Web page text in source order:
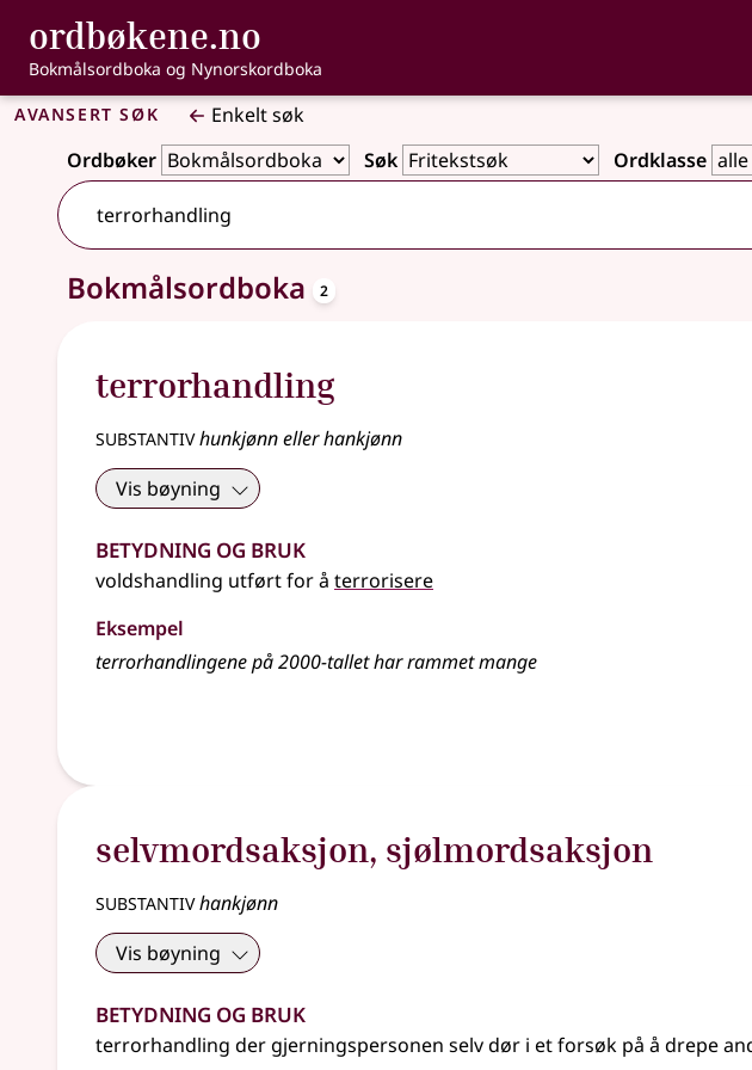
Gå til hovedinnhold
Tilgjengelighet
ordbøkene.no , Bokmålsordboka og
Bokmålsordboka og Nynorskordboka
Avansert søk
Enkelt søk
Ordbøker
Søk Ordklasse
2 treff
Bokmålsordboka 2
terrorhandling
substantivhunkjønn eller hankjønn
Vis bøyning
Betydning og bruk
voldshandling utført for å terrorisere
Eksempel
terrorhandlingene på 2000-tallet har rammet mange
selvmordsaksjon, sjølmordsaksjon
substantivhankjønn
Vis bøyning
Betydning og bruk
terrorhandling der gjerningspersonen selv dør i et forsøk på å drepe